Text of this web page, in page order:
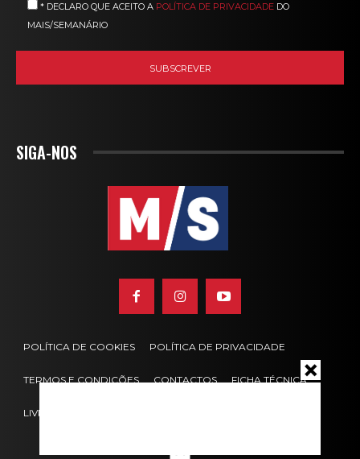
* DECLARO QUE ACEITO A POLÍTICA DE PRIVACIDADE DO
MAIS/SEMANÁRIO
SIGA-NOS
POLÍTICA DE COOKIES POLÍTICA DE PRIVACIDADE
TERMOS E CONDIÇÕES CONTACTOS FICHA TÉCNICA
LIVRO DE RECLAMAÇÕES